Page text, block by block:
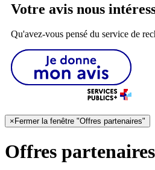
Votre avis nous
Qu'avez-vous pensé du service de
× Fermer la fenêtre "Offres partenaires"
Offres partenaires